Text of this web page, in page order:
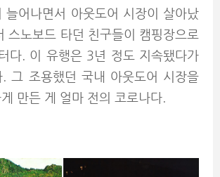
늘어나면서 아웃도어 시장이 살아났
스노보드 타던 친구들이 캠핑장으로
다. 이 유행은 3년 정도 지속됐다가
. 그 조용했던 국내 아웃도어 시장을
만든 게 얼마 전의 코로나다.